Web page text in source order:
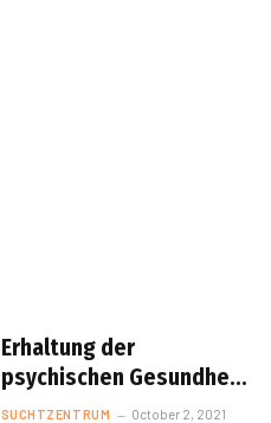
Erhaltung der
psychischen Gesundheit
am Arbeitsplatz
SUCHTZENTRUM October 2, 2021